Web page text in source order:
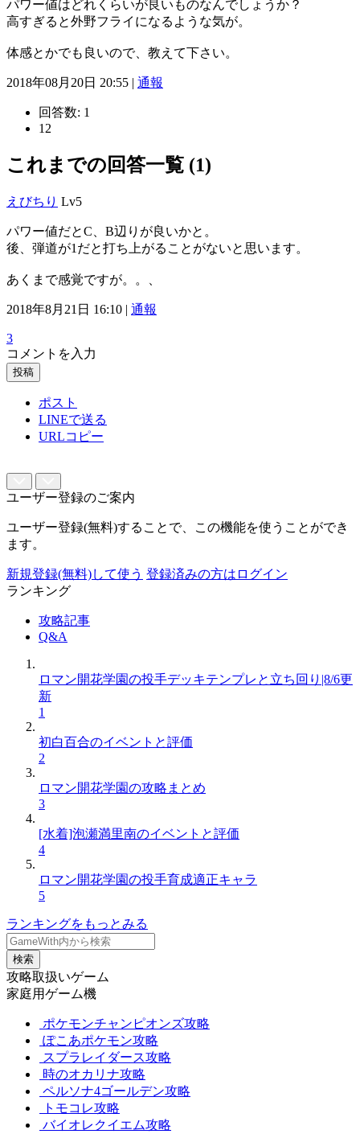
パワー値はどれくらいが良いものなんでしょうか？
高すぎると外野フライになるような気が。
体感とかでも良いので、教えて下さい。
2018年08月20日 20:55 | 通報
回答数: 1
12
これまでの回答一覧 (1)
えびちり Lv5
パワー値だとC、B辺りが良いかと。
後、弾道が1だと打ち上がることがないと思います。
あくまで感覚ですが。。、
2018年8月21日 16:10 | 通報
3
コメントを入力
投稿
ポスト
LINEで送る
URLコピー
ユーザー登録のご案内
ユーザー登録(無料)することで、この機能を使うことができ
ます。
新規登録(無料)して使う 登録済みの方はログイン
ランキング
攻略記事
Q&A
ロマン開花学園の投手デッキテンプレと立ち回り|8/6更
新
1
初白百合のイベントと評価
2
ロマン開花学園の攻略まとめ
3
[水着]泡瀬満里南のイベントと評価
4
ロマン開花学園の投手育成適正キャラ
5
ランキングをもっとみる
検索
攻略取扱いゲーム
家庭用ゲーム機
ポケモンチャンピオンズ攻略
ぽこあポケモン攻略
スプラレイダース攻略
時のオカリナ攻略
ペルソナ4ゴールデン攻略
トモコレ攻略
バイオレクイエム攻略